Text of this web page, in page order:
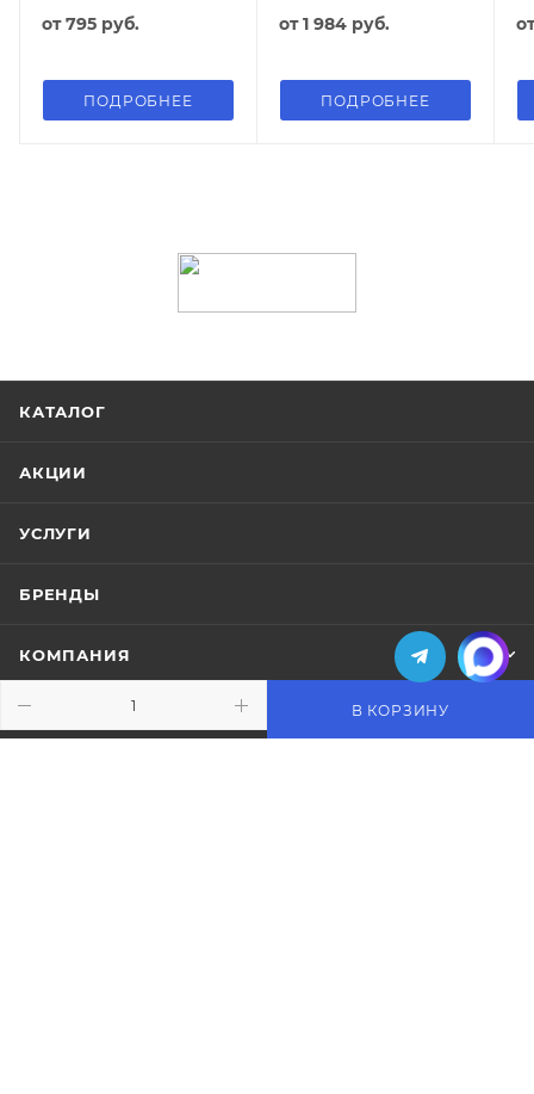
В КОРЗИНУ
от795 руб.
ПОДРОБНЕЕ
от1 984 руб.
ПОДРОБНЕЕ
КАТАЛОГ
АКЦИИ
УСЛУГИ
БРЕНДЫ
КОМПАНИЯ
ИНФОРМАЦИЯ